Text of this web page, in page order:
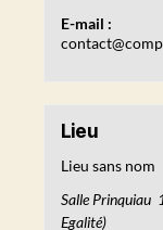
E-mail :
Lieu
Lieu sans nom
Salle Prinquiau
Egalité)